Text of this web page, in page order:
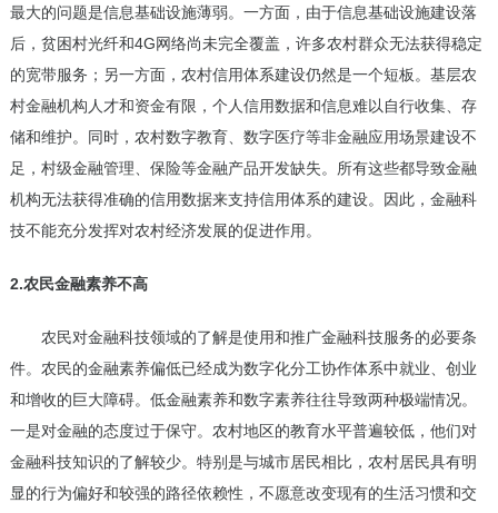
最大的问题是信息基础设施薄弱。一方面，由于信息基础设施建设落
后，贫困村光纤和4G网络尚未完全覆盖，许多农村群众无法获得稳定
的宽带服务；另一方面，农村信用体系建设仍然是一个短板。基层农
村金融机构人才和资金有限，个人信用数据和信息难以自行收集、存
储和维护。同时，农村数字教育、数字医疗等非金融应用场景建设不
足，村级金融管理、保险等金融产品开发缺失。所有这些都导致金融
机构无法获得准确的信用数据来支持信用体系的建设。因此，金融科
技不能充分发挥对农村经济发展的促进作用。
2.农民金融素养不高
农民对金融科技领域的了解是使用和推广金融科技服务的必要条
件。农民的金融素养偏低已经成为数字化分工协作体系中就业、创业
和增收的巨大障碍。低金融素养和数字素养往往导致两种极端情况。
一是对金融的态度过于保守。农村地区的教育水平普遍较低，他们对
金融科技知识的了解较少。特别是与城市居民相比，农村居民具有明
显的行为偏好和较强的路径依赖性，不愿意改变现有的生活习惯和交